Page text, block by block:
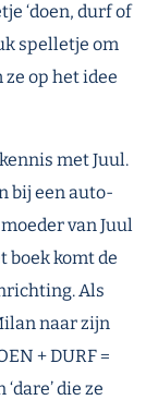
‘doen, durf of
spelletje om
ze op het idee
met Juul.
bij een auto-
van Juul
boek komt de
Als
naar zijn
+ DURF =
die ze